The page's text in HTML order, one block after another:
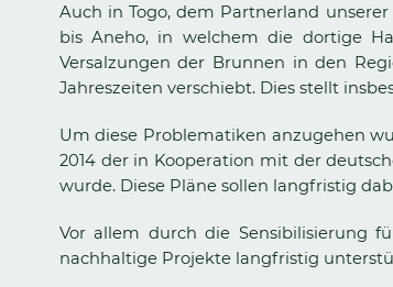
Auch in Togo, dem Partnerland
bis Aneho, in welchem die dortige
Versalzungen der Brunnen in den
Jahreszeiten verschiebt. Dies stellt
Um diese Problematiken anzugehen
2014 der in Kooperation mit der
wurde. Diese Pläne sollen langfristig
Vor allem durch die Sensibilisierung
nachhaltige Projekte langfristig